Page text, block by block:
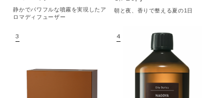
静かでパワフルな噴霧を実現したア
ロマディフューザー
朝と夜、香りで整える夏の1日